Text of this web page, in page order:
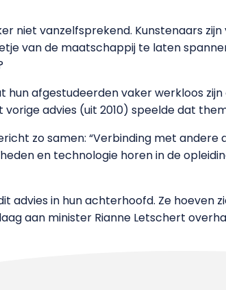
niet vanzelfsprekend. Kunstenaars
van de maatschappij te laten
afgestudeerden vaker werkloos
advies (uit 2010) speelde dat
zo samen: “Verbinding met andere
en technologie horen in de
advies in hun achterhoofd. Ze hoeven
aan minister Rianne Letschert